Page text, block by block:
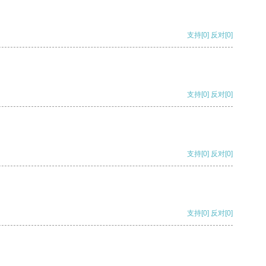
支持[0] 反对[0]
支持[0] 反对[0]
支持[0] 反对[0]
支持[0] 反对[0]